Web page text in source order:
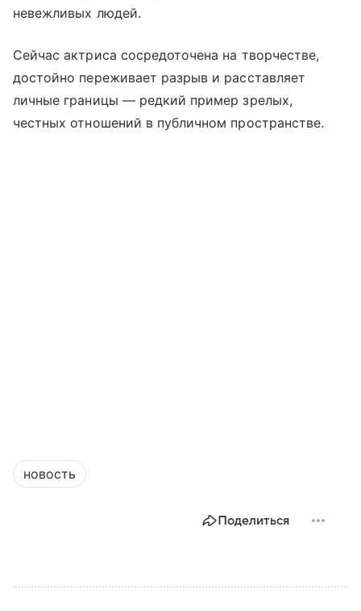
невежливых людей.
Сейчас актриса сосредоточена на творчестве,
достойно переживает разрыв и расставляет
личные границы — редкий пример зрелых,
честных отношений в публичном пространстве.
новость
Поделиться